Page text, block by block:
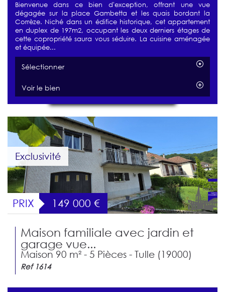
Bienvenue dans ce bien d'exception, offrant une vue
dégagée sur la place Gambetta et les quais bordant la
Corrèze. Niché dans un édifice historique, cet appartement
en duplex de 197m2, occupant les deux derniers étages de
cette copropriété saura vous séduire. La cuisine aménagée
et équipée...
Sélectionner
Voir le bien
Exclusivité
PRIX 149 000 €
Maison familiale avec jardin et
garage vue...
Maison 90 m² - 5 Pièces - Tulle (19000)
Ref 1614